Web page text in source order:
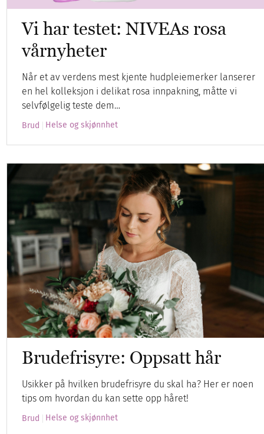
Vi har testet: NIVEAs rosa
vårnyheter
Når et av verdens mest kjente hudpleiemerker lanserer
en hel kolleksjon i delikat rosa innpakning, måtte vi
selvfølgelig teste dem…
Brud Helse og skjønnhet
Brudefrisyre: Oppsatt hår
Usikker på hvilken brudefrisyre du skal ha? Her er noen
tips om hvordan du kan sette opp håret!
Brud Helse og skjønnhet